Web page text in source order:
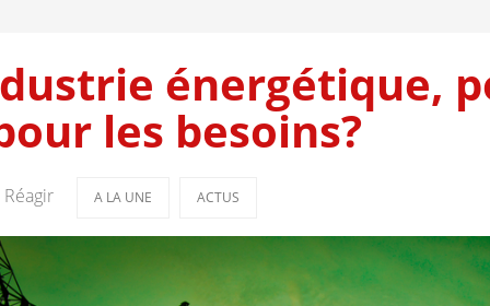
énergétique,
les besoins?
Réagir A LA UNE ACTUS